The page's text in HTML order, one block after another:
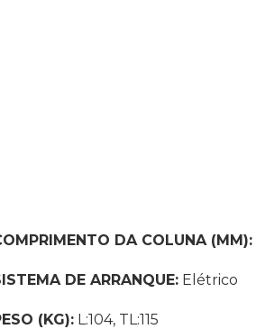
DA COLUNA (MM):
DE ARRANQUE: Elétrico
(KG): L:104, TL:115